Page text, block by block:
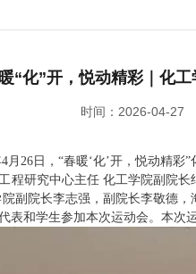
“化”开，悦动精彩｜化
时间：2026-04-
月26日，“春暖‘化’开，悦动精
程研究中心主任 化工学院副院
副院长李志强，副院长李敬德
表和学生参加本次运动会。本次